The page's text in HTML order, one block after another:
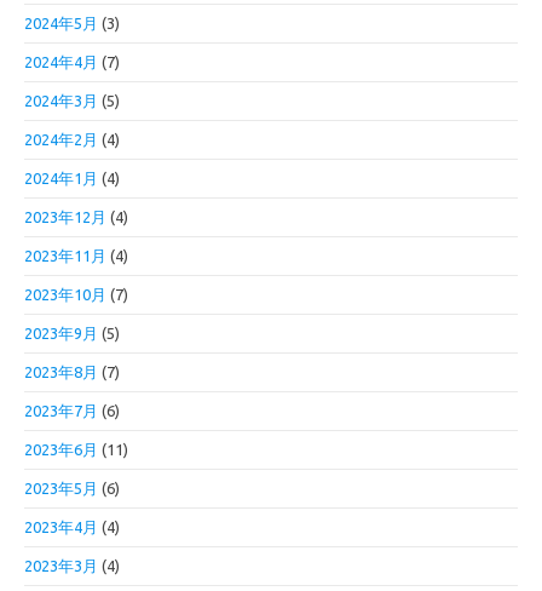
2024年5月 (3)
2024年4月 (7)
2024年3月 (5)
2024年2月 (4)
2024年1月 (4)
2023年12月 (4)
2023年11月 (4)
2023年10月 (7)
2023年9月 (5)
2023年8月 (7)
2023年7月 (6)
2023年6月 (11)
2023年5月 (6)
2023年4月 (4)
2023年3月 (4)